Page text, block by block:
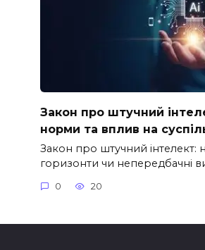
Закон про штучний
норми та вплив на
Закон про штучний інтелект:
горизонти чи непередбачні
0 20